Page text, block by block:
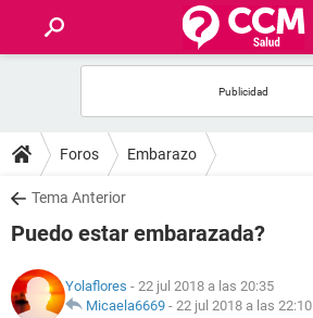
FOROS
SALUD
NUTRICIÓN
Foros Embarazo
Tema Anterior
Puedo estar embarazada?
Yolaflores - 22 jul 2018 a las 20:35
Micaela6669 - 22 jul 2018 a las 22:10